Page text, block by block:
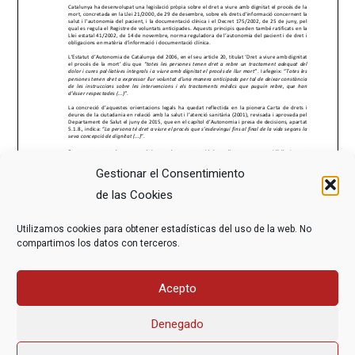
Gestionar el Consentimiento
de las Cookies
Utilizamos cookies para obtener estadísticas del uso de la web. No
compartimos los datos con terceros.
Acepto
Denegado